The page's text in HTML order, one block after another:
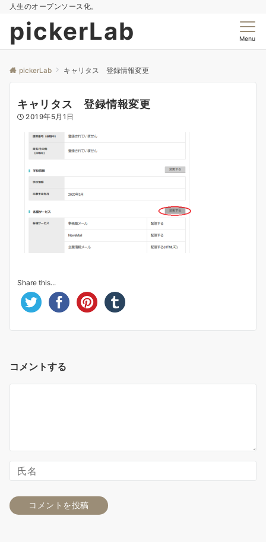
人生のオープンソース化。
pickerLab Menu
pickerLab キャリタス 登録情報変更
キャリタス 登録情報変更
2019年5月1日
Share this...
コメントする